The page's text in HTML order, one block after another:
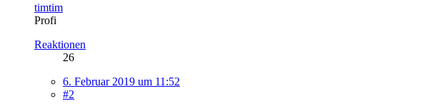
timtim
Profi
Reaktionen
26
6. Februar 2019 um 11:52
#2